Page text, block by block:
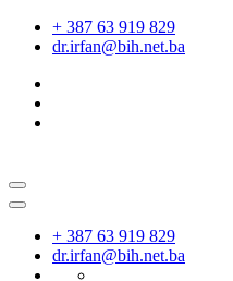
+ 387 63 919 829
dr.irfan@bih.net.ba
+ 387 63 919 829
dr.irfan@bih.net.ba